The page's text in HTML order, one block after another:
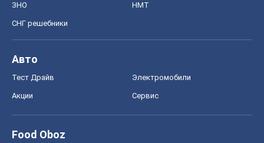
ЗНО НМТ
СНГ решебники
Авто
Тест Драйв Электромобили
Акции Сервис
Food Oboz